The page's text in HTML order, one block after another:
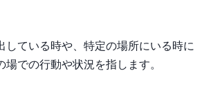
している時や、特定の場所にいる時に
場での行動や状況を指します。